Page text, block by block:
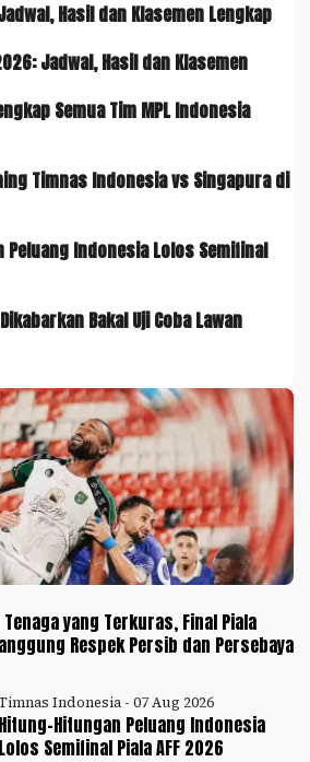
Hasil dan Klasemen Lengkap
Jadwal, Hasil dan Klasemen
Semua Tim MPL Indonesia
Timnas Indonesia vs Singapura di
Peluang Indonesia Lolos Semifinal
Bakal Uji Coba Lawan
yang Terkuras, Final Piala
Respek Persib dan Persebaya
Indonesia - 07 Aug 2026
Hitung-Hitungan Peluang Indonesia
Lolos Semifinal Piala AFF 2026